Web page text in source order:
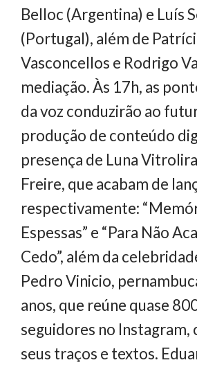
Belloc (Argentina) e Luís
(Portugal), além de
Vasconcellos e Rodrigo
mediação. Às 17h, as
da voz conduzirão ao
produção de conteúdo
presença de Luna
Freire, que acabam de
respectivamente:
Espessas” e “Para Não
Cedo”, além da
Pedro Vinicio,
anos, que reúne quase
seguidores no Instagram,
seus traços e textos.